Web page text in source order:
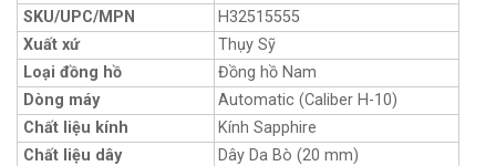
SKU/UPC/MPN
H32515555
Xuất xứ
Thụy Sỹ
Loại đồng hồ
Đồng hồ Nam
Dòng máy
Automatic (Caliber H-10)
Chất liệu kính
Kính Sapphire
Chất liệu dây
Dây Da Bò (20 mm)